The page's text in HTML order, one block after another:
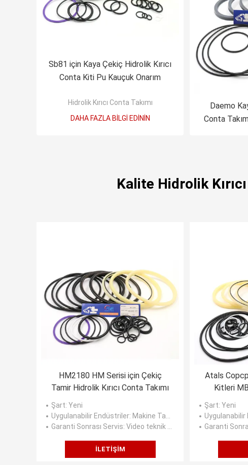
Sb81 için Kaya Çekiç Hidrolik Kırıcı
Conta Kiti Pu Kauçuk Onarım
Hidrolik Kırıcı Conta Takımı
DAHA FAZLA BILGI EDININ
Daemo
Conta
Kalite Hidrolik
HM2180 HM Serisi için Çekiç
Tamir Hidrolik Kırıcı Conta Takımı
Şart: Yeni
Uygulanabilir Endüstriler: Makine Tamirhaneleri, Üretim Tesisi, Perakende, İnşaat işleri, Enerji ve Madencilik
Garanti Sonrası Servis: Video teknik desteği, Çevrimiçi destek
İLETIŞIM
Atals
Kitleri
Şart: Yeni
Garanti